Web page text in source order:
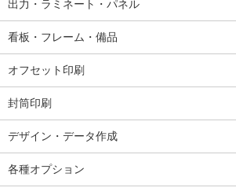
出力・ラミネート・パネル
看板・フレーム・備品
オフセット印刷
封筒印刷
デザイン・データ作成
各種オプション